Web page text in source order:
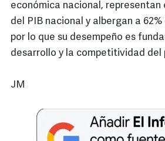
económica nacional, representan
del PIB nacional y albergan a
por lo que su desempeño es
desarrollo y la competitividad del
JM